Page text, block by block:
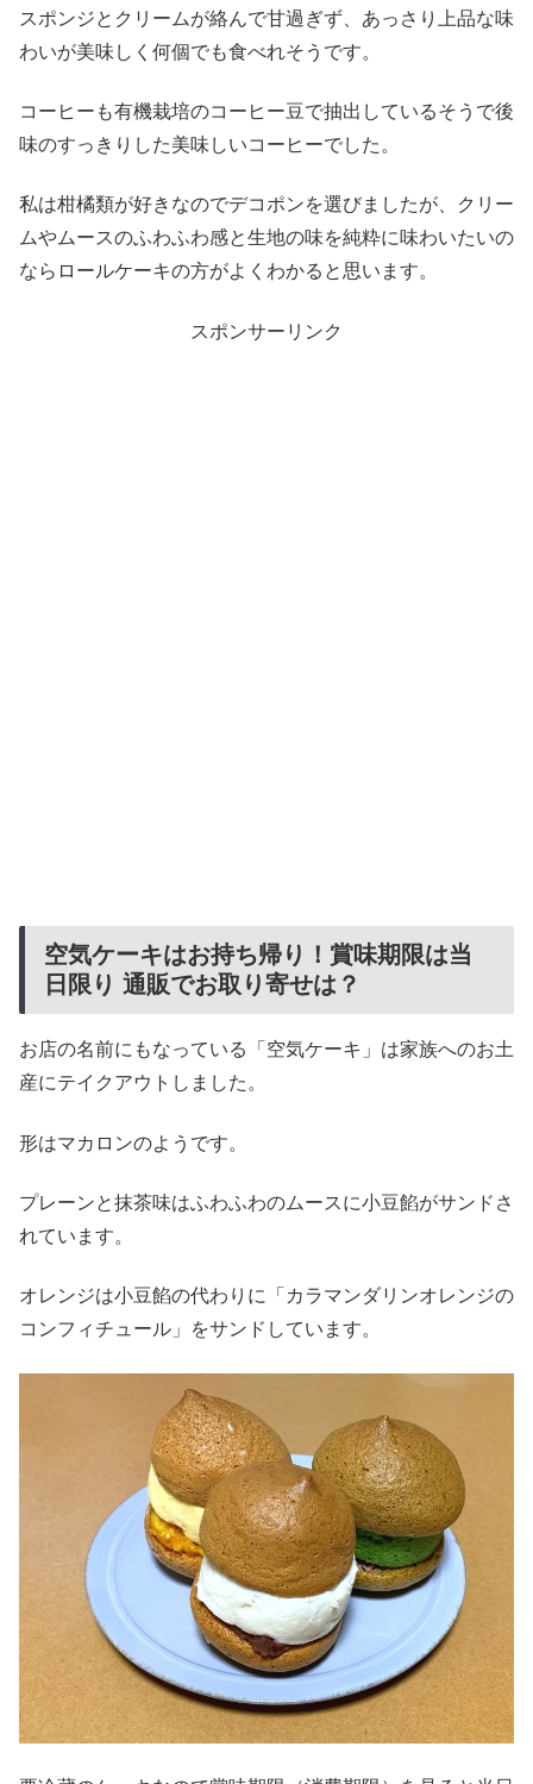
スポンジとクリームが絡んで甘過ぎず、あっさり上品な味
わいが美味しく何個でも食べれそうです。
コーヒーも有機栽培のコーヒー豆で抽出しているそうで後
味のすっきりした美味しいコーヒーでした。
私は柑橘類が好きなのでデコポンを選びましたが、クリー
ムやムースのふわふわ感と生地の味を純粋に味わいたいの
ならロールケーキの方がよくわかると思います。
スポンサーリンク
空気ケーキはお持ち帰り！賞味期限は当
日限り 通販でお取り寄せは？
お店の名前にもなっている「空気ケーキ」は家族へのお土
産にテイクアウトしました。
形はマカロンのようです。
プレーンと抹茶味はふわふわのムースに小豆餡がサンドさ
れています。
オレンジは小豆餡の代わりに「カラマンダリンオレンジの
コンフィチュール」をサンドしています。